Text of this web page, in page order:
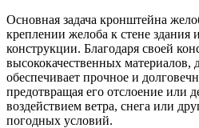
Основная задача кронштейна
креплении желоба к стене здания
конструкции. Благодаря своей
высококачественных
обеспечивает прочное и
предотвращая его отслоение или
воздействием ветра, снега или
погодных условий.